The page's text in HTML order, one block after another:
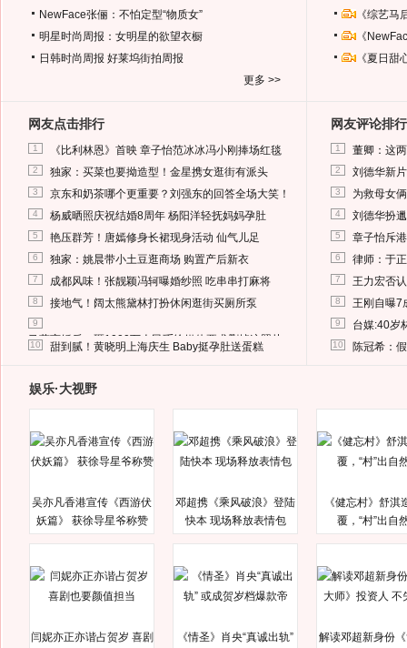
NewFace张俪：不怕定型“物质女”
明星时尚周报：女明星的欲望衣橱
日韩时尚周报 好莱坞街拍周报
更多 >>
《综艺
《
《夏日
网友点击排行
1 《比利林恩》首映 章子怡范冰冰冯小刚捧场红毯
2 独家：买菜也要拗造型！金星携女逛街有派头
3 京东和奶茶哪个更重要？刘强东的回答全场大笑！
4 杨威晒照庆祝结婚8周年 杨阳洋轻抚妈妈孕肚
5 艳压群芳！唐嫣修身长裙现身活动 仙气儿足
6 独家：姚晨带小土豆逛商场 购置产后新衣
7 成都风味！张靓颖冯轲曝婚纱照 吃串串打麻将
8 接地气！阔太熊黛林打扮休闲逛街买厕所泵
9
马蓉离婚后，砸1000万人民币给媒体要求删掉这照片
10 甜到腻！黄晓明上海庆生 Baby挺孕肚送蛋糕
网友评论排行
1 董卿：这
2 刘德华新
3 为救母女
4 刘德华扮
5 章子怡斥
6 律师：于
7 王力宏否
8 王刚自曝7
9 台媒:40岁
10 陈冠希：
娱乐·大视野
吴亦凡香港宣传《西游伏
妖篇》 获徐导星爷称赞
邓超携《乘风破浪》登陆
快本 现场释放表情包
《健忘村》舒淇
覆，“村”出自
闫妮亦正亦谐占贺岁 喜剧
《情圣》肖央“真诚出轨”
解读邓超新身份